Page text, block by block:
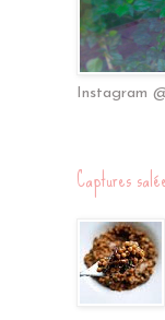
Instagram
Captures